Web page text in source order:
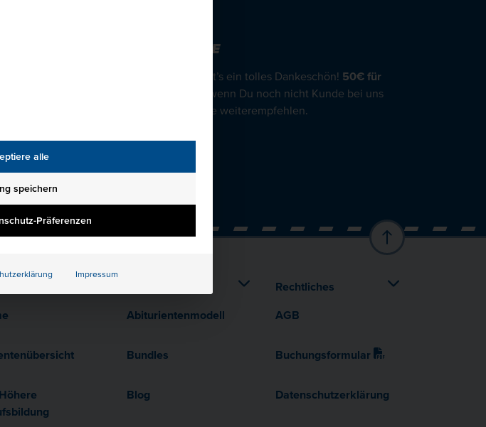
alle
speichern
Präferenzen
Impressum
FREUNDE WERBEN FREUNDE
Freunde werben Freunde und dafür gibt’s ein tolles Dankeschön! 50€ für
Auch wenn Du noch nicht Kunde bei uns
bist, kannst Du uns an all Deine Freunde weiterempfehlen.
Abiturientenmodell
Bundles
Blog
Rechtliches
AGB
Buchungsformular
Datenschutzerklärung